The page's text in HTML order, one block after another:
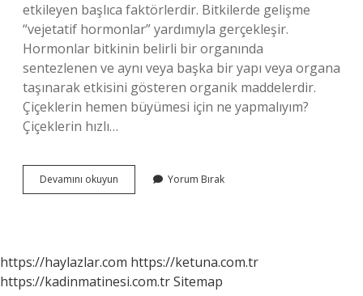
etkileyen başlıca faktörlerdir. Bitkilerde gelişme
“vejetatif hormonlar” yardımıyla gerçekleşir.
Hormonlar bitkinin belirli bir organında
sentezlenen ve aynı veya başka bir yapı veya organa
taşınarak etkisini gösteren organik maddelerdir.
Çiçeklerin hemen büyümesi için ne yapmalıyım?
Çiçeklerin hızlı…
Devamını okuyun Bitkilerin
Hızlı
Yorum Bırak
https://haylazlar.com https://ketuna.com.tr
https://kadinmatinesi.com.trSitemap